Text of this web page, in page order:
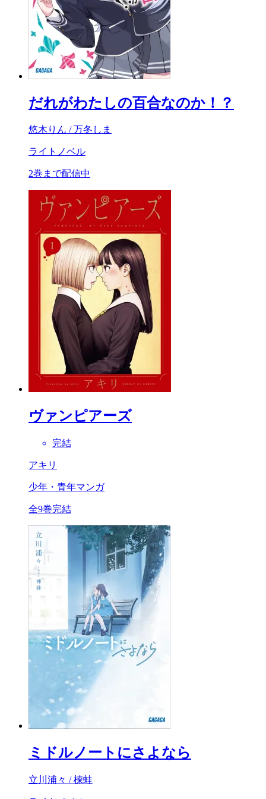
だれがわたしの百合なのか！？
悠木りん / 万冬しま
ライトノベル
2巻まで配信中
ヴァンピアーズ
完結
アキリ
少年・青年マンガ
全9巻完結
ミドルノートにさよなら
立川浦々 / 楝蛙